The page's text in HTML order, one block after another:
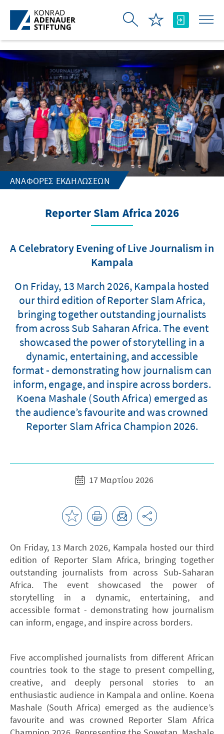
Skip to Main Content
ΑΝΑΦΟΡΈΣ ΕΚΔΗΛΏΣΕΩΝ
Reporter Slam Africa 2026
A Celebratory Evening of Live Journalism in
Kampala
On Friday, 13 March 2026, Kampala hosted
our third edition of Reporter Slam Africa,
bringing together outstanding journalists
from across Sub Saharan Africa. The event
showcased the power of storytelling in a
dynamic, entertaining, and accessible
format - demonstrating how journalism can
inform, engage, and inspire across borders.
Koena Mashale (South Africa) emerged as
the audience’s favourite and was crowned
Reporter Slam Africa Champion 2026.
17 Μαρτίου 2026
On Friday, 13 March 2026, Kampala hosted our third
edition of Reporter Slam Africa, bringing together
outstanding journalists from across Sub‑Saharan
Africa. The event showcased the power of
storytelling in a dynamic, entertaining, and
accessible format - demonstrating how journalism
can inform, engage, and inspire across borders.
Five accomplished journalists from different African
countries took to the stage to present compelling,
creative, and deeply personal stories to an
enthusiastic audience in Kampala and online. Koena
Mashale (South Africa) emerged as the audience’s
favourite and was crowned Reporter Slam Africa